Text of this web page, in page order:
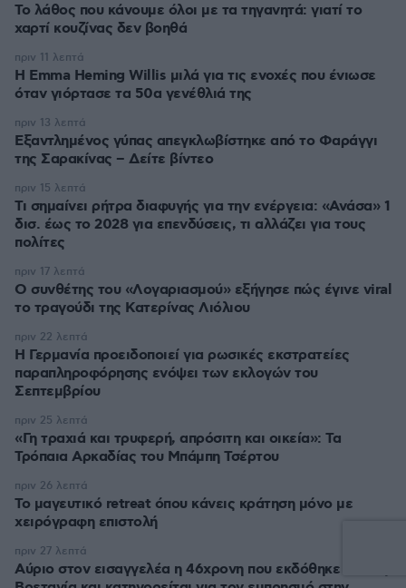
Το λάθος που κάνουμε όλοι με τα τηγανητά: γιατί το
χαρτί κουζίνας δεν βοηθά
H Emma Heming Willis μιλά για τις ενοχές που ένιωσε
όταν γιόρτασε τα 50α γενέθλιά της
πριν 11 λεπτά
Εξαντλημένος γύπας απεγκλωβίστηκε από το Φαράγγι
της Σαρακίνας – Δείτε βίντεο
πριν 13 λεπτά
Τι σημαίνει ρήτρα διαφυγής για την ενέργεια: «Ανάσα» 1
δισ. έως το 2028 για επενδύσεις, τι αλλάζει για τους
πολίτες
πριν 15 λεπτά
Ο συνθέτης του «Λογαριασμού» εξήγησε πώς έγινε viral
το τραγούδι της Κατερίνας Λιόλιου
πριν 17 λεπτά
Η Γερμανία προειδοποιεί για ρωσικές εκστρατείες
παραπληροφόρησης ενόψει των εκλογών του
Σεπτεμβρίου
πριν 22 λεπτά
«Γη τραχιά και τρυφερή, απρόσιτη και οικεία»: Τα
Τρόπαια Αρκαδίας του Μπάμπη Τσέρτου
πριν 25 λεπτά
Το μαγευτικό retreat όπου κάνεις κράτηση μόνο με
χειρόγραφη επιστολή
πριν 26 λεπτά
Αύριο στον εισαγγελέα η 46χρονη που εκδόθηκε από τη
πριν 27 λεπτά